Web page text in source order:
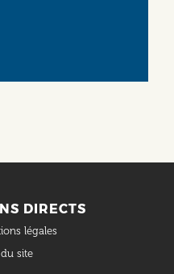
DIRECTS
légales
site